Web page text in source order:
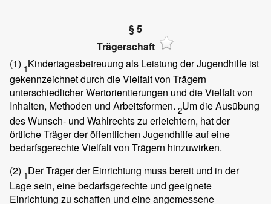
§ 5
Trägerschaft
(1) 1Kindertagesbetreuung als Leistung der Jugendhilfe ist
gekennzeichnet durch die Vielfalt von Trägern
unterschiedlicher Wertorientierungen und die Vielfalt von
Inhalten, Methoden und Arbeitsformen. 2Um die Ausübung
des Wunsch- und Wahlrechts zu erleichtern, hat der
örtliche Träger der öffentlichen Jugendhilfe auf eine
bedarfsgerechte Vielfalt von Trägern hinzuwirken.
(2) 1Der Träger der Einrichtung muss bereit und in der
Lage sein, eine bedarfsgerechte und geeignete
Einrichtung zu schaffen und eine angemessene